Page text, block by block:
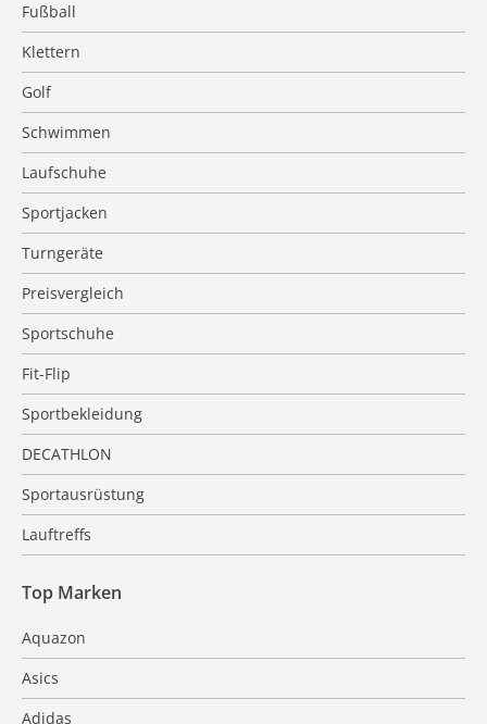
Fußball
Klettern
Golf
Schwimmen
Laufschuhe
Sportjacken
Turngeräte
Preisvergleich
Sportschuhe
Fit-Flip
Sportbekleidung
DECATHLON
Sportausrüstung
Lauftreffs
Top Marken
Aquazon
Asics
Adidas